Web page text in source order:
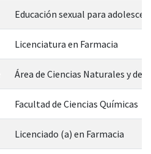
Educación sexual para
Licenciatura en Farmacia
Área de Ciencias Naturales y de
Facultad de Ciencias Químicas
Licenciado (a) en Farmacia